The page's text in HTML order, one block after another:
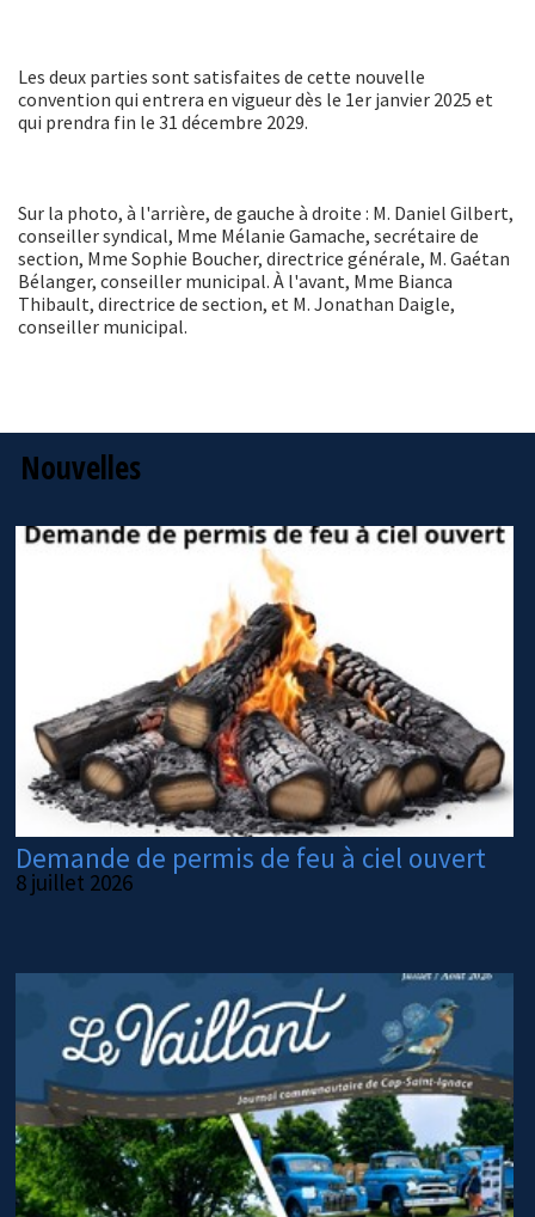
Les deux parties sont satisfaites de cette nouvelle
convention qui entrera en vigueur dès le 1er janvier 2025 et
qui prendra fin le 31 décembre 2029.
Sur la photo, à l'arrière, de gauche à droite : M. Daniel Gilbert,
conseiller syndical, Mme Mélanie Gamache, secrétaire de
section, Mme Sophie Boucher, directrice générale, M. Gaétan
Bélanger, conseiller municipal. À l'avant, Mme Bianca
Thibault, directrice de section, et M. Jonathan Daigle,
conseiller municipal.
Nouvelles
Demande de permis de feu à ciel ouvert
8 juillet 2026